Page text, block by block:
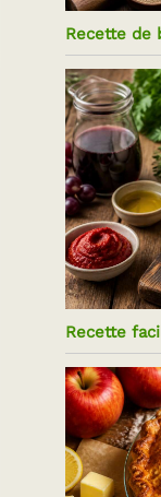
Recette de
Recette